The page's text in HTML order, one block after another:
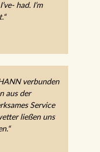
nicest SPA.
had. I’m
Speisen aus